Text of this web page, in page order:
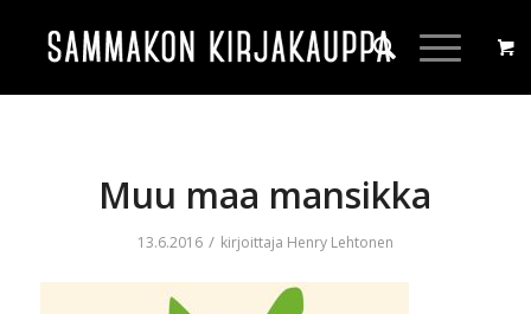
Muu maa mansikka
13.6.2016 / kirjoittaja Henry Lehtonen